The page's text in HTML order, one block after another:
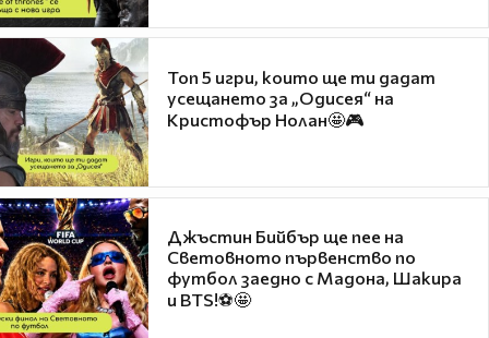
Топ 5 игри, които ще ти дадат
усещането за „Одисея“ на
Кристофър Нолан🤩🎮
Джъстин Бийбър ще пее на
Световното първенство по
футбол заедно с Мадона, Шакира
и BTS!⚽🤩